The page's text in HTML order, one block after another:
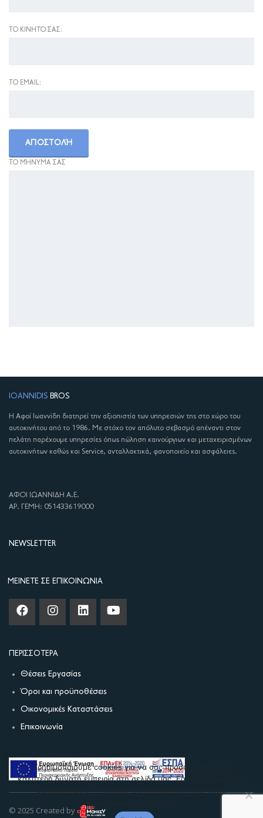
ΤΟ ΚΙΝΗΤΌ ΣΑΣ:
ΤΟ EMAIL:
ΤΟ ΜΉΝΥΜΑ ΣΑΣ
IOANNIDIS BROS
Η Αφοί Ιωαννίδη διατηρεί την αξιοπιστία των υπηρεσιών της στο χώρο του
αυτοκινήτου από το 1986. Με στόχο τον απόλυτο σεβασμό απέναντι στον
πελάτη παρέχουμε υπηρεσίες όπως πώληση καινούργιων και μεταχειρισμένων
αυτοκινήτων καθώς και Service, ανταλλακτικά, φανοποιείο και ασφάλειες.
ΑΦΟΙ ΙΩΑΝΝΙΔΗ Α.Ε.
ΑΡ. ΓΕΜΗ: 051433619000
NEWSLETTER
ΜΕΊΝΕΤΕ ΣΕ ΕΠΙΚΟΙΝΩΝΊΑ
ΠΕΡΙΣΣΌΤΕΡΑ
Θέσεις Εργασίας
Όροι και προϋποθέσεις
Οικονομικές Καταστάσεις
Επικοινωνία
© 2025 Created by
Χρησιμοποιούμε cookies για να σας προσφέρουμε την
καλύτερη δυνατή εμπειρία στη σελίδα μας. Εάν συνεχίσετε να
χρησιμοποιείτε τη σελίδα, θα υποθέσουμε πως είστε